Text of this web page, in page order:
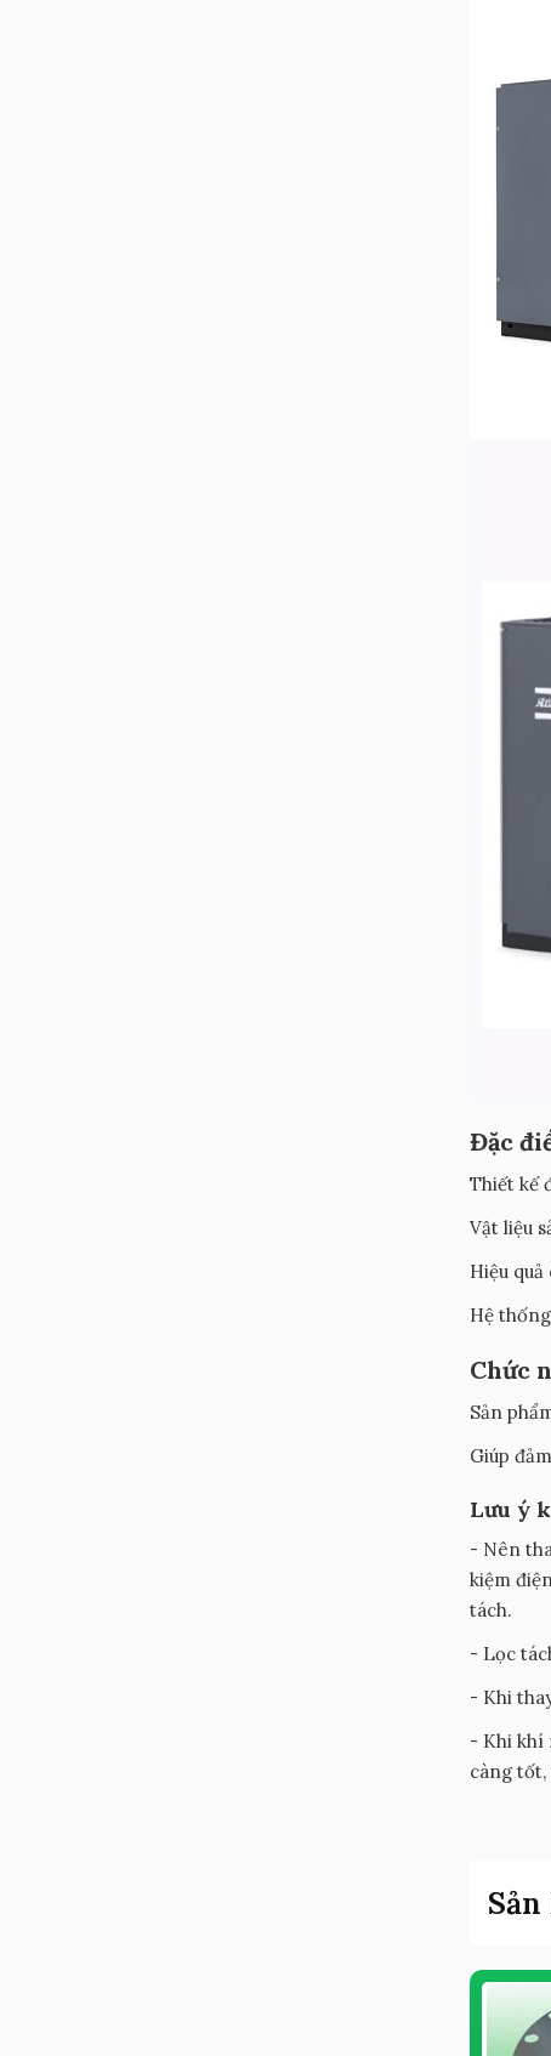
Đặc
Thiết kế
Vật liệu
Hiệu
Hệ
Chức
Sản
Giúp
Lưu ý
- Nên
kiệm
tách.
- Lọc
- Khi
- Khi khí
càng tốt,